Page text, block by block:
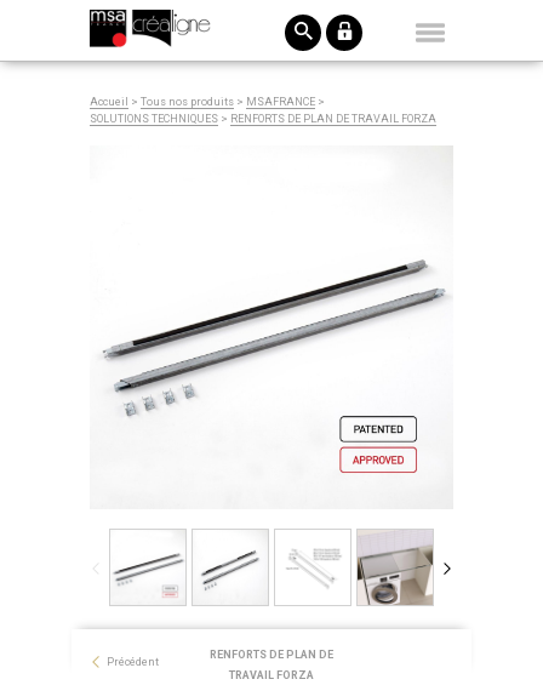
Accueil > Tous nos produits > MSAFRANCE >
SOLUTIONS TECHNIQUES > RENFORTS DE PLAN DE TRAVAIL FORZA
Précédent
RENFORTS DE PLAN DE
TRAVAIL FORZA